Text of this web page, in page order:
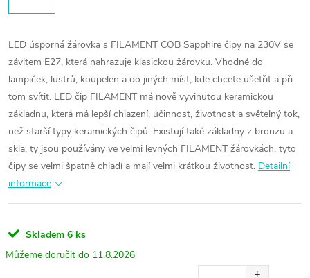
LED úsporná žárovka s FILAMENT COB Sapphire čipy na 230V se
závitem E27, která nahrazuje klasickou žárovku. Vhodné do
lampiček, lustrů, koupelen a do jiných míst, kde chcete ušetřit a při
tom svítit. LED čip FILAMENT má nově vyvinutou keramickou
základnu, která má lepší chlazení, účinnost, životnost a světelný tok,
než starší typy keramických čipů. Existují také základny z bronzu a
skla, ty jsou používány ve velmi levných FILAMENT žárovkách, tyto
čipy se velmi špatně chladí a mají velmi krátkou životnost. Detailní
informace
Skladem 6 ks
11.8.2026